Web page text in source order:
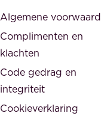
d
e
n
i
n
t
,
d
e
o
v
e
Algemene
Complimenten en
klachten
Code gedrag en
integriteit
Cookieverklaring